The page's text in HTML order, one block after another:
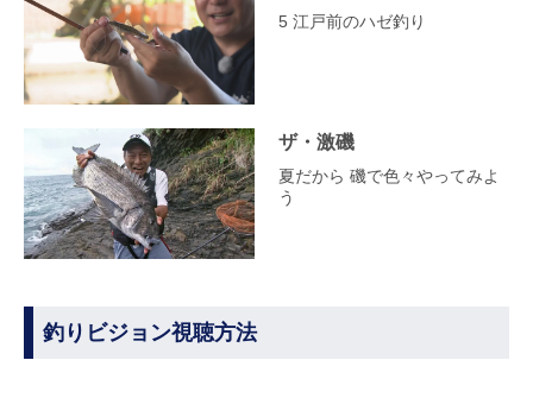
5 江戸前のハゼ釣り
ザ・激磯
夏だから 磯で色々やってみよ
う
釣りビジョン視聴方法